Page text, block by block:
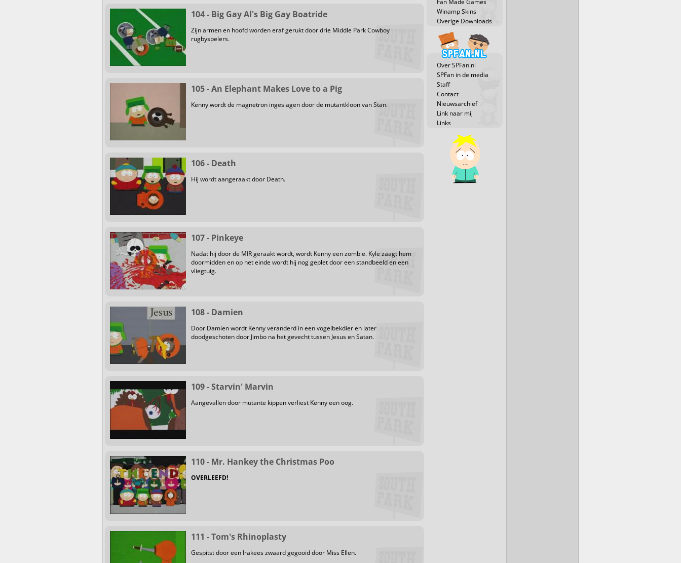
104 - Big Gay Al's Big Gay Boatride
Zijn armen en hoofd worden eraf gerukt door drie Middle Park Cowboy
rugbyspelers.
105 - An Elephant Makes Love to a Pig
Kenny wordt de magnetron ingeslagen door de mutantkloon van Stan.
106 - Death
Hij wordt aangeraakt door Death.
107 - Pinkeye
Nadat hij door de MIR geraakt wordt, wordt Kenny een zombie. Kyle zaagt hem
doormidden en op het einde wordt hij nog geplet door een standbeeld en een
vliegtuig.
108 - Damien
Door Damien wordt Kenny veranderd in een vogelbekdier en later
doodgeschoten door Jimbo na het gevecht tussen Jesus en Satan.
109 - Starvin' Marvin
Aangevallen door mutante kippen verliest Kenny een oog.
110 - Mr. Hankey the Christmas Poo
OVERLEEFD!
111 - Tom's Rhinoplasty
Gespitst door een Irakees zwaard gegooid door Miss Ellen.
Fan Made Games
Winamp Skins
Overige Downloads
Over SPFan.nl
SPFan in de media
Staff
Contact
Nieuwsarchief
Link naar mij
Links